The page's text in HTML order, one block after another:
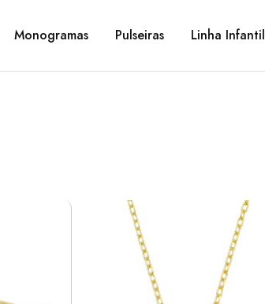
Monogramas Pulseiras Linha Infantil